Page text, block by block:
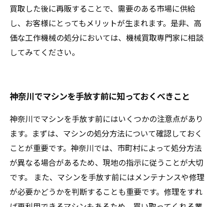
買取した後に再販することで、需要のある市場に供給
し、お客様にとってもメリットが生まれます。是非、高
価な工作機械の処分においては、機械買取専門家に相談
してみてください。
神奈川でマシンを手放す前に知っておくべきこと
神奈川でマシンを手放す前にはいくつかの注意点があり
ます。まずは、マシンの処分方法について確認しておく
ことが重要です。神奈川では、市町村によって処分方法
が異なる場合があるため、現地の指示に従うことが大切
です。 また、マシンを手放す前にはメンテナンスや修理
が必要かどうかを判断することも重要です。修理をすれ